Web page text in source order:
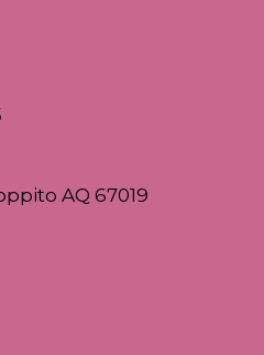
AQ 67019